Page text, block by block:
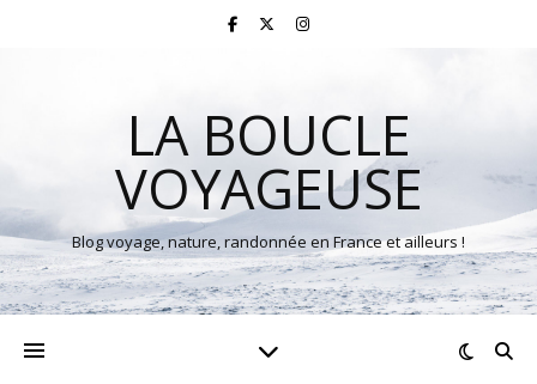
LA BOUCLE
VOYAGEUSE
Blog voyage, nature, randonnée en France et ailleurs !